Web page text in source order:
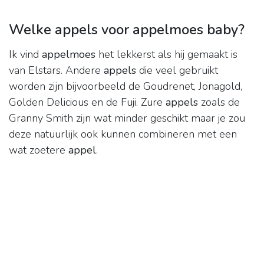
Welke appels voor appelmoes baby?
Ik vind appelmoes het lekkerst als hij gemaakt is
van Elstars. Andere appels die veel gebruikt
worden zijn bijvoorbeeld de Goudrenet, Jonagold,
Golden Delicious en de Fuji. Zure appels zoals de
Granny Smith zijn wat minder geschikt maar je zou
deze natuurlijk ook kunnen combineren met een
wat zoetere appel.